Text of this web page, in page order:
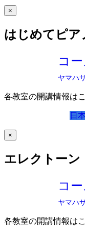
×
はじめてピア
コ
ヤマハ
各教室の開講情報は
日
×
エレクトーン
コ
ヤマハ
各教室の開講情報は